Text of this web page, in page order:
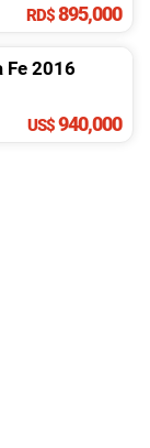
RD$895,000
Fe 2016
US$940,000